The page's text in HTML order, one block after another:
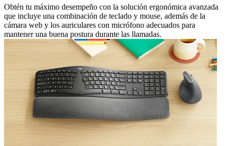
Obtén tu máximo desempeño con la solución ergonómica avanzada
que incluye una combinación de teclado y mouse, además de la
cámara web y los auriculares con micrófono adecuados para
mantener una buena postura durante las llamadas.